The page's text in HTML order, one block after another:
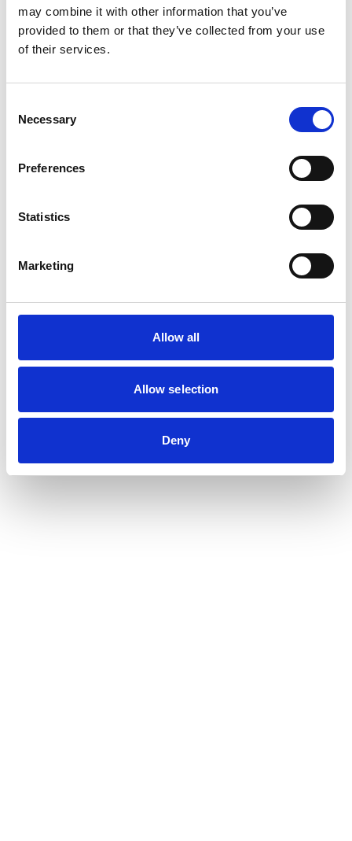
may combine it with other information that you’ve
provided to them or that they’ve collected from your use
of their services.
Selection
Necessary
Preferences
Statistics
Marketing
Allow all
Allow selection
Deny